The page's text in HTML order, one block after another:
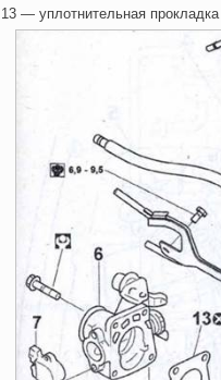
13 — уплотнительная прокладка